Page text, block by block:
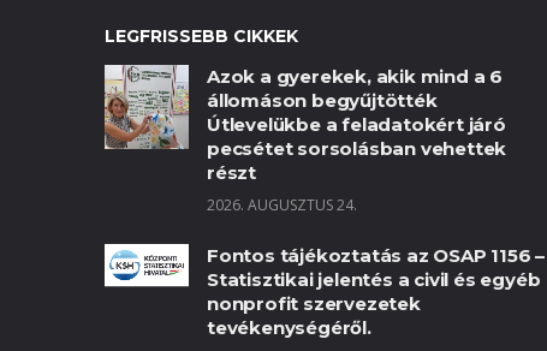
LEGFRISSEBB CIKKEK
Azok a gyerekek, akik mind a 6
állomáson begyűjtötték
Útlevelükbe a feladatokért járó
pecsétet sorsolásban vehettek
részt
2026. AUGUSZTUS 24.
Fontos tájékoztatás az OSAP 1156 –
Statisztikai jelentés a civil és egyéb
nonprofit szervezetek
tevékenységéről.